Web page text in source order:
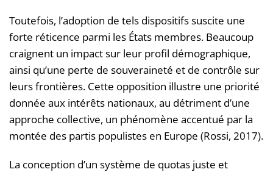
Toutefois, l’adoption de tels dispositifs suscite une
forte réticence parmi les États membres. Beaucoup
craignent un impact sur leur profil démographique,
ainsi qu’une perte de souveraineté et de contrôle sur
leurs frontières. Cette opposition illustre une priorité
donnée aux intérêts nationaux, au détriment d’une
approche collective, un phénomène accentué par la
montée des partis populistes en Europe (Rossi, 2017).
La conception d’un système de quotas juste et